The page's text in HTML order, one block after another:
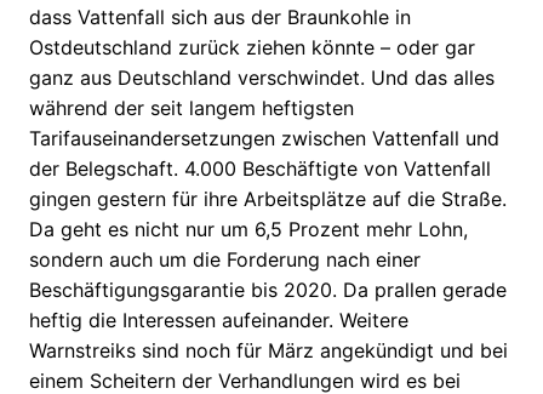
dass Vattenfall sich aus der Braunkohle in
Ostdeutschland zurück ziehen könnte – oder gar
ganz aus Deutschland verschwindet. Und das alles
während der seit langem heftigsten
Tarifauseinandersetzungen zwischen Vattenfall und
der Belegschaft. 4.000 Beschäftigte von Vattenfall
gingen gestern für ihre Arbeitsplätze auf die Straße.
Da geht es nicht nur um 6,5 Prozent mehr Lohn,
sondern auch um die Forderung nach einer
Beschäftigungsgarantie bis 2020. Da prallen gerade
heftig die Interessen aufeinander. Weitere
Warnstreiks sind noch für März angekündigt und bei
einem Scheitern der Verhandlungen wird es bei